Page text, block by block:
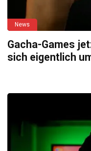
News
Gacha-Games
sich eigentlich